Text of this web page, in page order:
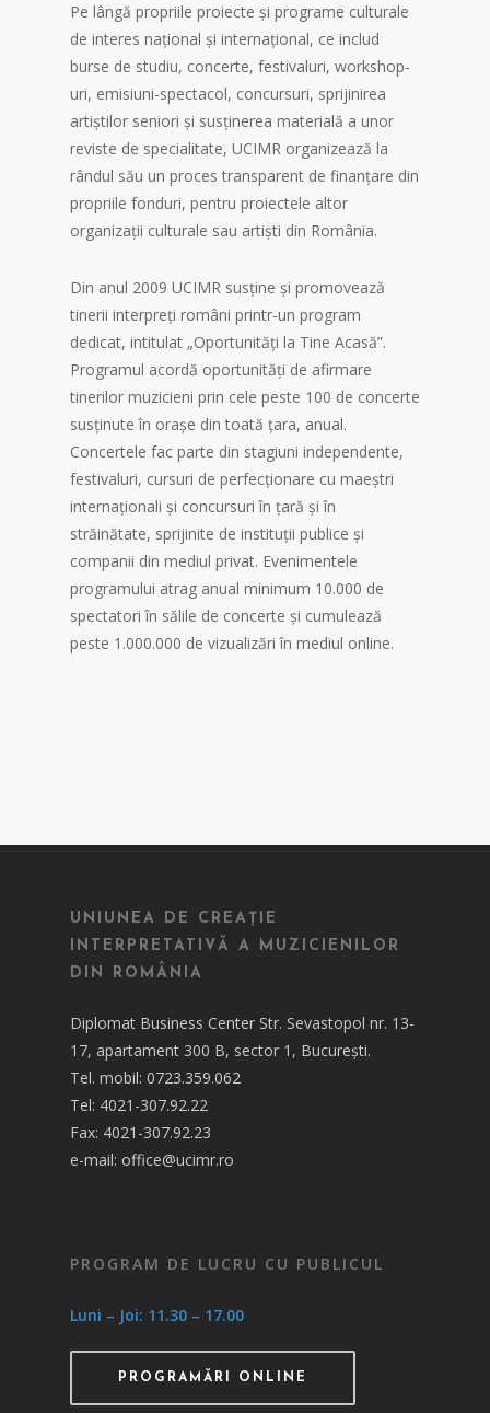
Pe lângă propriile proiecte și programe culturale
de interes național și internațional, ce includ
burse de studiu, concerte, festivaluri, workshop-
uri, emisiuni-spectacol, concursuri, sprijinirea
artiștilor seniori și susținerea materială a unor
reviste de specialitate, UCIMR organizează la
rândul său un proces transparent de finanțare din
propriile fonduri, pentru proiectele altor
organizații culturale sau artiști din România.
Din anul 2009 UCIMR susține și promovează
tinerii interpreți români printr-un program
dedicat, intitulat „Oportunități la Tine Acasă”.
Programul acordă oportunități de afirmare
tinerilor muzicieni prin cele peste 100 de concerte
susținute în orașe din toată țara, anual.
Concertele fac parte din stagiuni independente,
festivaluri, cursuri de perfecționare cu maeștri
internaționali și concursuri în țară și în
străinătate, sprijinite de instituții publice și
companii din mediul privat. Evenimentele
programului atrag anual minimum 10.000 de
spectatori în sălile de concerte și cumulează
peste 1.000.000 de vizualizări în mediul online.
UNIUNEA DE CREAȚIE
INTERPRETATIVĂ A MUZICIENILOR
DIN ROMÂNIA
Diplomat Business Center Str. Sevastopol nr. 13-
17, apartament 300 B, sector 1, București.
Tel. mobil: 0723.359.062
Tel: 4021-307.92.22
Fax: 4021-307.92.23
e-mail: office@ucimr.ro
PROGRAM DE LUCRU CU PUBLICUL
Luni – Joi: 11.30 – 17.00
PROGRAMĂRI ONLINE